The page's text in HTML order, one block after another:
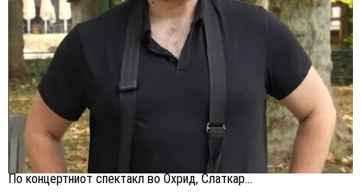
По концертниот спектакл во Охрид, Слаткар...